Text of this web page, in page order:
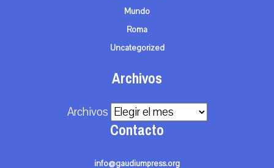
Mundo
Roma
Uncategorized
Archivos
Archivos
Contacto
info@gaudiumpress.org